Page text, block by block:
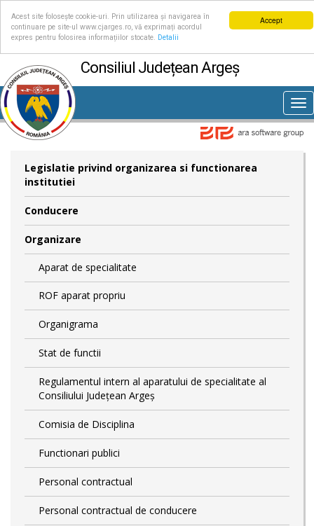
Accept
Acest site folosește cookie-uri. Prin utilizarea și navigarea în
continuare pe site-ul www.cjarges.ro, vă exprimați acordul
expres pentru folosirea informațiilor stocate.
Detalii
Consiliul Județean Argeș
Legislatie privind organizarea si functionarea
institutiei
Conducere
Organizare
Aparat de specialitate
ROF aparat propriu
Organigrama
Stat de functii
Regulamentul intern al aparatului de specialitate al
Consiliului Județean Argeș
Comisia de Disciplina
Functionari publici
Personal contractual
Personal contractual de conducere